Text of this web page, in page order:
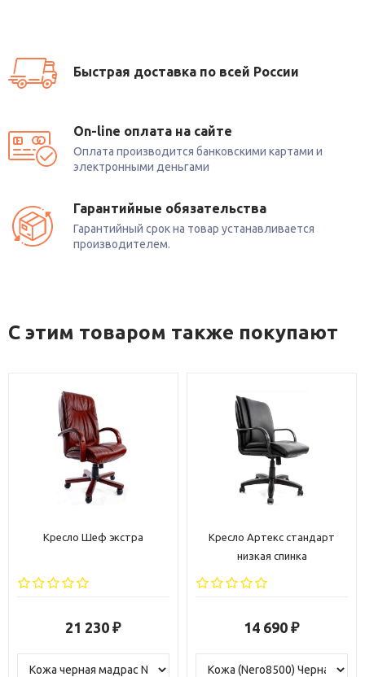
Быстрая доставка по всей России
On-line оплата на сайте
Оплата производится банковскими картами и
электронными деньгами
Гарантийные обязательства
Гарантийный срок на товар устанавливается
производителем.
С этим товаром также покупают
Кресло Артекс стандарт
14 690 ₽
Кресло Свинг экстра
17 190 ₽